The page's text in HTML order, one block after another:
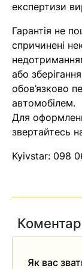
експертизи
Гарантія не
спричинені
або
обов’язково
автомобілем.
Для
звертайтесь
Kyivstar: 098
Як вас